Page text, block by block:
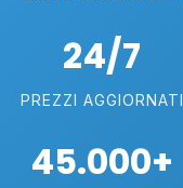
24/7
PREZZI AGGIORNATI
45.000+